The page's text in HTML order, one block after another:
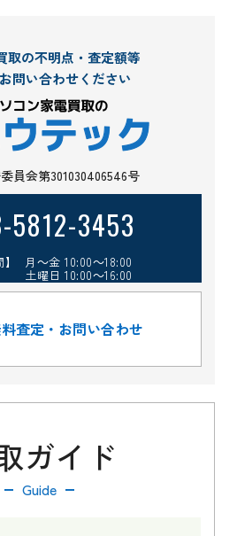
取の不明点・査定額等
問い合わせください
員会第301030406546号
5812-3453
】 月～金 10:00～18:00
土曜日 10:00～16:00
査定・お問い合わせ
ガイド
Guide